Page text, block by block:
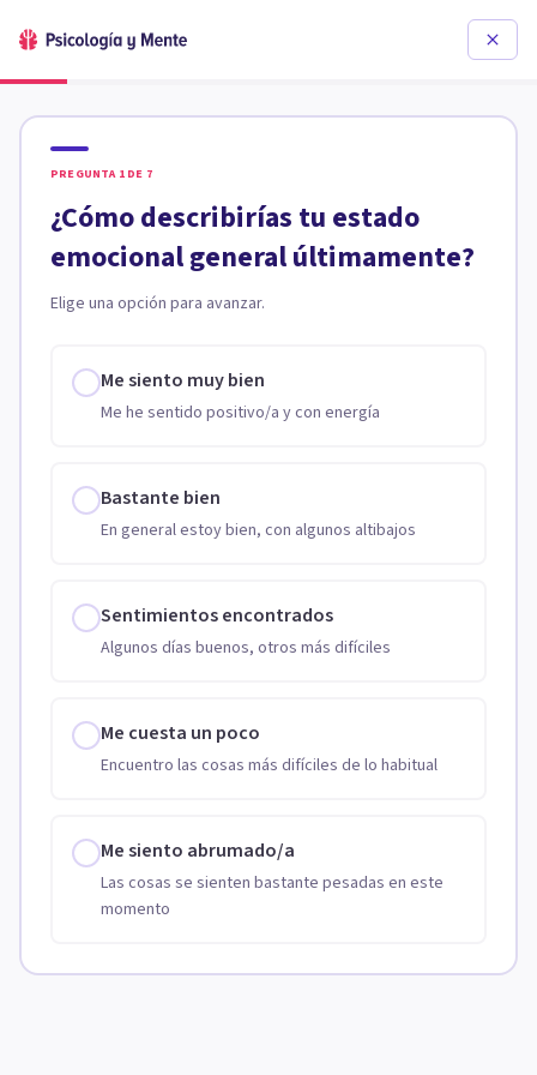
PREGUNTA 1 DE 7
¿Cómo describirías tu estado
emocional general últimamente?
Elige una opción para avanzar.
Me siento muy bien
Me he sentido positivo/a y con energía
Bastante bien
En general estoy bien, con algunos altibajos
Sentimientos encontrados
Algunos días buenos, otros más difíciles
Me cuesta un poco
Encuentro las cosas más difíciles de lo habitual
Me siento abrumado/a
Las cosas se sienten bastante pesadas en este
momento